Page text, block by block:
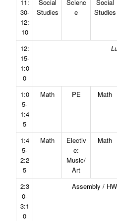
11:
30-
12:
10
Social
Studies
Scienc
e
Social
Studies
12:
15-
1:0
0
1:0
5-
1:4
5
Math PE Math
1:4
5-
2:2
5
Math
Electiv
e:
Music/
Art
Math
2:3
0-
3:1
0
Assembly /